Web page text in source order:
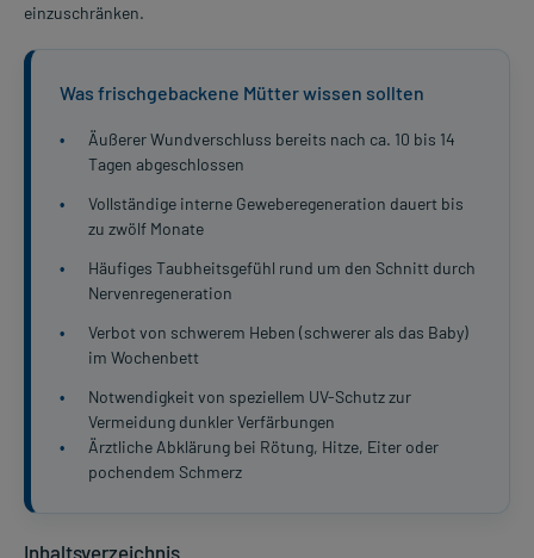
einzuschränken.
Was frischgebackene Mütter wissen sollten
•
Äußerer Wundverschluss bereits nach ca. 10 bis 14
Tagen abgeschlossen
•
Vollständige interne Geweberegeneration dauert bis
zu zwölf Monate
•
Häufiges Taubheitsgefühl rund um den Schnitt durch
Nervenregeneration
•
Verbot von schwerem Heben (schwerer als das Baby)
im Wochenbett
•
Notwendigkeit von speziellem UV-Schutz zur
Vermeidung dunkler Verfärbungen
•
Ärztliche Abklärung bei Rötung, Hitze, Eiter oder
pochendem Schmerz
Inhaltsverzeichnis